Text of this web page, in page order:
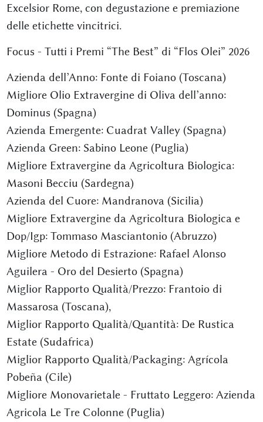
Excelsior Rome, con degustazione e premiazione
delle etichette vincitrici.
Focus - Tutti i Premi “The Best” di “Flos Olei” 2026
Azienda dell’Anno: Fonte di Foiano (Toscana)
Migliore Olio Extravergine di Oliva dell’anno:
Dominus (Spagna)
Azienda Emergente: Cuadrat Valley (Spagna)
Azienda Green: Sabino Leone (Puglia)
Migliore Extravergine da Agricoltura Biologica:
Masoni Becciu (Sardegna)
Azienda del Cuore: Mandranova (Sicilia)
Migliore Extravergine da Agricoltura Biologica e
Dop/Igp: Tommaso Masciantonio (Abruzzo)
Migliore Metodo di Estrazione: Rafael Alonso
Aguilera - Oro del Desierto (Spagna)
Miglior Rapporto Qualità/Prezzo: Frantoio di
Massarosa (Toscana),
Miglior Rapporto Qualità/Quantità: De Rustica
Estate (Sudafrica)
Miglior Rapporto Qualità/Packaging: Agrícola
Pobeña (Cile)
Migliore Monovarietale - Fruttato Leggero: Azienda
Agricola Le Tre Colonne (Puglia)